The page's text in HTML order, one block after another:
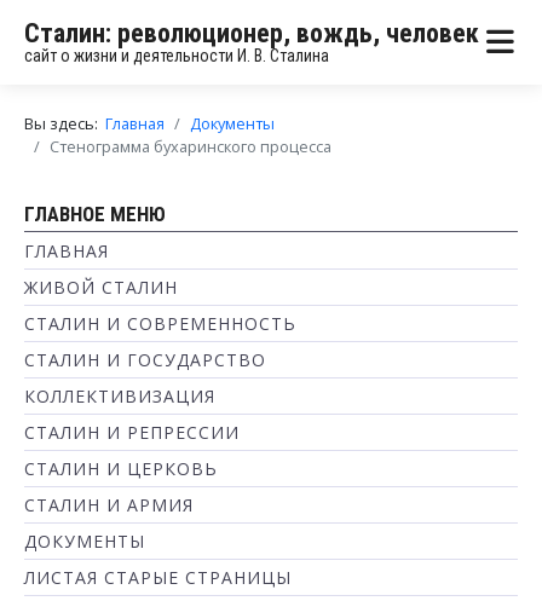
Сталин: революционер, вождь, человек
сайт о жизни и деятельности И. В. Сталина
Вы здесь: Главная
Документы
Стенограмма бухаринского процесса
ГЛАВНОЕ МЕНЮ
ГЛАВНАЯ
ЖИВОЙ СТАЛИН
СТАЛИН И СОВРЕМЕННОСТЬ
СТАЛИН И ГОСУДАРСТВО
КОЛЛЕКТИВИЗАЦИЯ
СТАЛИН И РЕПРЕССИИ
СТАЛИН И ЦЕРКОВЬ
СТАЛИН И АРМИЯ
ДОКУМЕНТЫ
ЛИСТАЯ СТАРЫЕ СТРАНИЦЫ